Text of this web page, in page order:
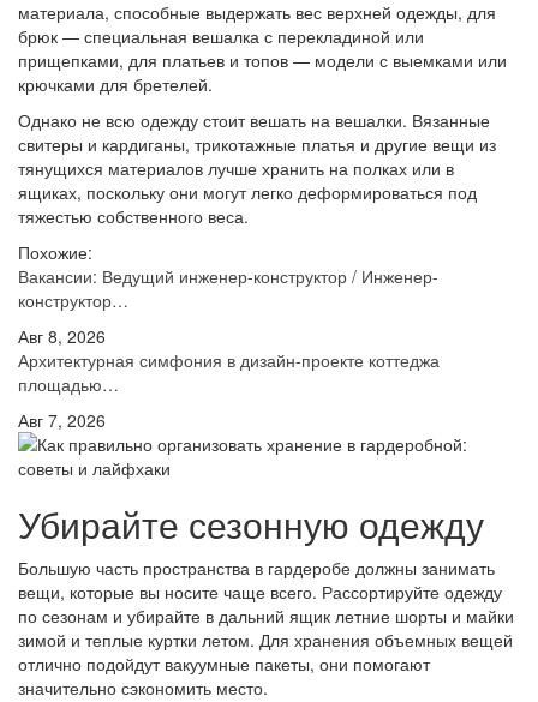
материала, способные выдержать вес верхней одежды, для
брюк — специальная вешалка с перекладиной или
прищепками, для платьев и топов — модели с выемками или
крючками для бретелей.
Однако не всю одежду стоит вешать на вешалки. Вязанные
свитеры и кардиганы, трикотажные платья и другие вещи из
тянущихся материалов лучше хранить на полках или в
ящиках, поскольку они могут легко деформироваться под
тяжестью собственного веса.
Похожие:
Вакансии: Ведущий инженер-конструктор / Инженер-
конструктор…
Авг 8, 2026
Архитектурная симфония в дизайн-проекте коттеджа
площадью…
Авг 7, 2026
Убирайте сезонную одежду
Большую часть пространства в гардеробе должны занимать
вещи, которые вы носите чаще всего. Рассортируйте одежду
по сезонам и убирайте в дальний ящик летние шорты и майки
зимой и теплые куртки летом. Для хранения объемных вещей
отлично подойдут вакуумные пакеты, они помогают
значительно сэкономить место.